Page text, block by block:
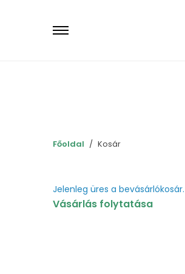
Főoldal Kosár
Jelenleg üres a bevásárlókosár.
Vásárlás folytatása